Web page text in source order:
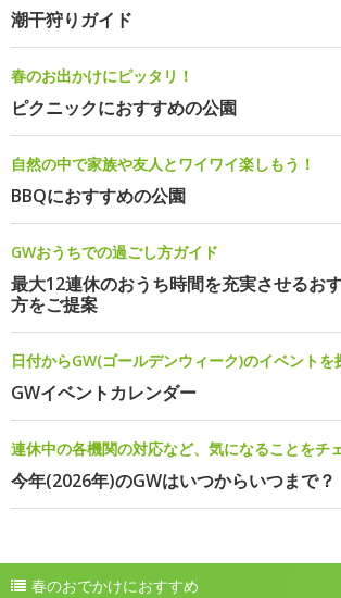
潮干狩りガイド
春のお出かけにピッタリ！
ピクニックにおすすめの公園
自然の中で家族や友人とワイワイ楽しもう！
BBQにおすすめの公園
GWおうちでの過ごし方ガイド
最大12連休のおうち時間を充実させるお
方をご提案
日付からGW(ゴールデンウィーク)のイベントを
GWイベントカレンダー
連休中の各機関の対応など、気になることをチ
今年(2026年)のGWはいつからいつまで？
春のおでかけにおすすめ